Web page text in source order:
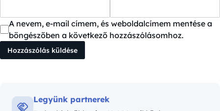
A nevem, e-mail címem, és weboldalcímem mentése a
böngészőben a következő hozzászólásomhoz.
Legyünk partnerek